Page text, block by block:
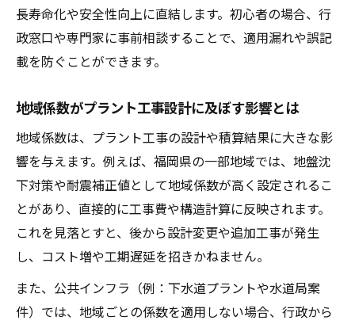
長寿命化や安全性向上に直結します。初心者の場合、行
政窓口や専門家に事前相談することで、適用漏れや誤記
載を防ぐことができます。
地域係数がプラント工事設計に及ぼす影響とは
地域係数は、プラント工事の設計や積算結果に大きな影
響を与えます。例えば、福岡県の一部地域では、地盤沈
下対策や耐震補正値として地域係数が高く設定されるこ
とがあり、直接的に工事費や構造計算に反映されます。
これを見落とすと、後から設計変更や追加工事が発生
し、コスト増や工期遅延を招きかねません。
また、公共インフラ（例：下水道プラントや水道局案
件）では、地域ごとの係数を適用しない場合、行政から